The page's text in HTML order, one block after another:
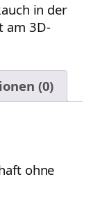
in der
am 3D-
(0)
ohne